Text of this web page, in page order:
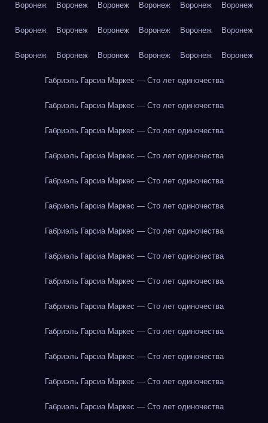
Воронеж Воронеж Воронеж Воронеж Воронеж Воронеж
Воронеж Воронеж Воронеж Воронеж Воронеж Воронеж
Воронеж Воронеж Воронеж Воронеж Воронеж Воронеж
Габриэль Гарсиа Маркес — Сто лет одиночества
Габриэль Гарсиа Маркес — Сто лет одиночества
Габриэль Гарсиа Маркес — Сто лет одиночества
Габриэль Гарсиа Маркес — Сто лет одиночества
Габриэль Гарсиа Маркес — Сто лет одиночества
Габриэль Гарсиа Маркес — Сто лет одиночества
Габриэль Гарсиа Маркес — Сто лет одиночества
Габриэль Гарсиа Маркес — Сто лет одиночества
Габриэль Гарсиа Маркес — Сто лет одиночества
Габриэль Гарсиа Маркес — Сто лет одиночества
Габриэль Гарсиа Маркес — Сто лет одиночества
Габриэль Гарсиа Маркес — Сто лет одиночества
Габриэль Гарсиа Маркес — Сто лет одиночества
Габриэль Гарсиа Маркес — Сто лет одиночества